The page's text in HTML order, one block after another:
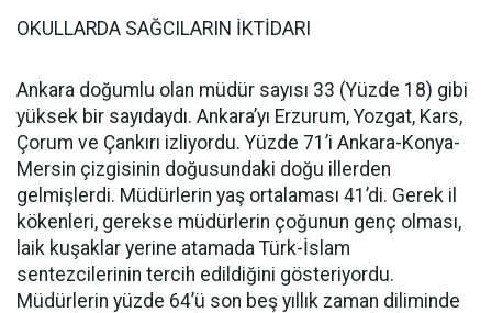
OKULLARDA SAĞCILARIN İKTİDARI
Ankara doğumlu olan müdür sayısı 33 (Yüzde 18) gibi
yüksek bir sayıdaydı. Ankara’yı Erzurum, Yozgat, Kars,
Çorum ve Çankırı izliyordu. Yüzde 71’i Ankara-Konya-
Mersin çizgisinin doğusundaki doğu illerden
gelmişlerdi. Müdürlerin yaş ortalaması 41’di. Gerek il
kökenleri, gerekse müdürlerin çoğunun genç olması,
laik kuşaklar yerine atamada Türk-İslam
sentezcilerinin tercih edildiğini gösteriyordu.
Müdürlerin yüzde 64’ü son beş yıllık zaman diliminde